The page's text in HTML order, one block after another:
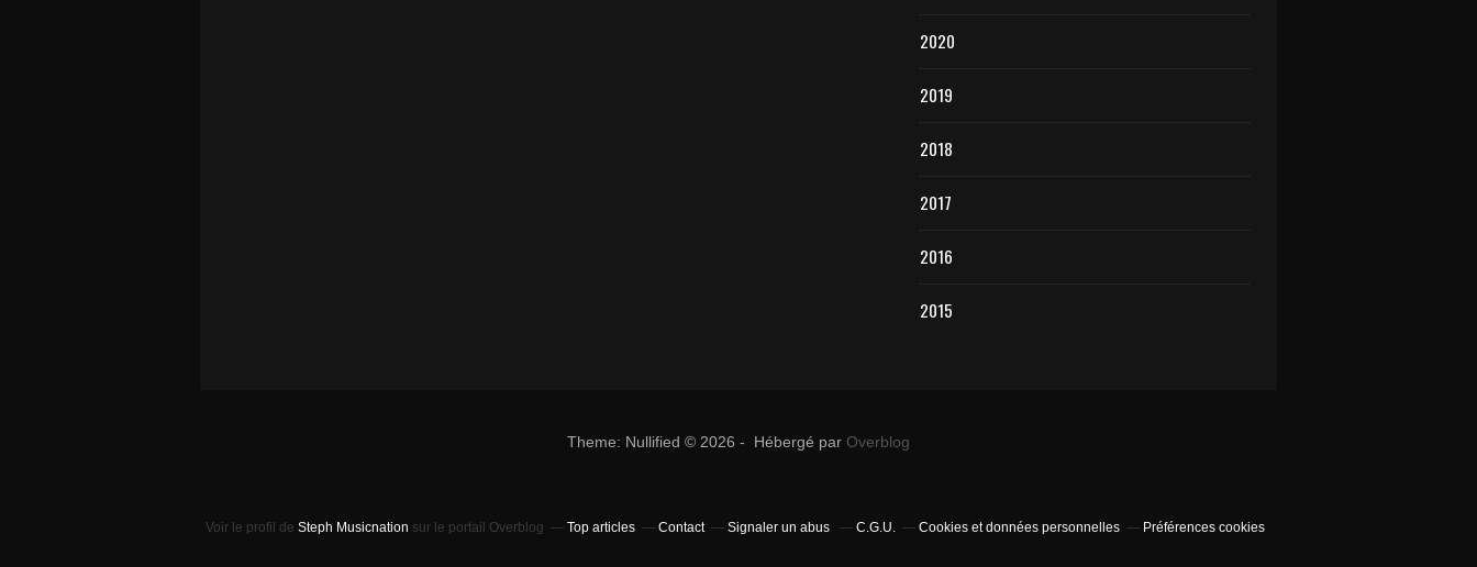
2020
2019
2018
2017
2016
2015
Theme: Nullified © 2026 - Hébergé par Overblog
Voir le profil de Steph Musicnation sur le portail Overblog Top articles Contact Signaler un abus C.G.U. Cookies et données personnelles Préférences cookies